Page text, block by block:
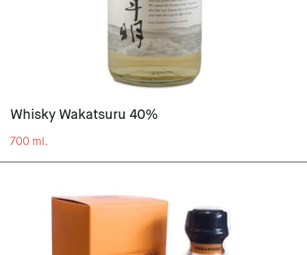
Whisky Wakatsuru 40%
700 ml.